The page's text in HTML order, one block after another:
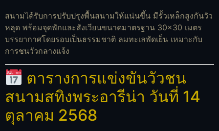
สนามได้รับการปรับปรุงพื้นสนามให้แน่นขึ้น มีรั้วเหล็กสูงกันวัว
หลุด พร้อมจุดพักและสังเวียนขนาดมาตรฐาน 30×30 เมตร
บรรยากาศโดยรอบเป็นธรรมชาติ ลมทะเลพัดเย็น เหมาะกับ
การชนวัวกลางแจ้ง
ตารางการแข่งขันวัวชน
สนามสทิงพระอารีน่า วันที่ 14
ตุลาคม 2568